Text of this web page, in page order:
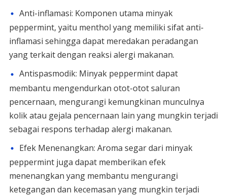
Anti-inflamasi: Komponen utama minyak
peppermint, yaitu menthol yang memiliki sifat anti-
inflamasi sehingga dapat meredakan peradangan
yang terkait dengan reaksi alergi makanan.
Antispasmodik: Minyak peppermint dapat
membantu mengendurkan otot-otot saluran
pencernaan, mengurangi kemungkinan munculnya
kolik atau gejala pencernaan lain yang mungkin terjadi
sebagai respons terhadap alergi makanan.
Efek Menenangkan: Aroma segar dari minyak
peppermint juga dapat memberikan efek
menenangkan yang membantu mengurangi
ketegangan dan kecemasan yang mungkin terjadi